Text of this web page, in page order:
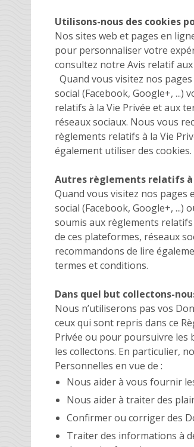
Utilisons-nous des cookies
Nos sites web et pages en
pour personnaliser votre
consultez notre Avis relatif aux
Quand vous visitez nos
social (Facebook, Google+, ...)
relatifs à la Vie Privée et aux
réseaux sociaux. Nous vous
règlements relatifs à la Vie
également utiliser des cookies.
Autres règlements relatifs à
Quand vous visitez nos
social (Facebook, Google+,
soumis aux règlements
de ces plateformes, réseaux
recommandons de lire
termes et conditions.
Dans quel but collectons-
Nous n’utiliserons pas vos
ceux qui sont repris dans ce
Privée ou pour poursuivre les
les collectons. En particulier,
Personnelles en vue de :
Nous aider à vous fournir
Nous aider à traiter des
Confirmer ou corriger des
Traiter des informations à